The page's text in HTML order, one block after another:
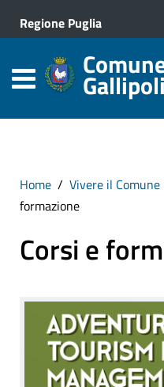
Regione Puglia
Home Vivere il Comune
formazione
Corsi e